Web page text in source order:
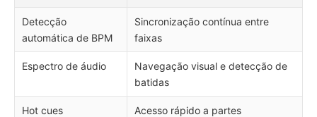
Detecção
automática de BPM
Sincronização contínua entre
faixas
Espectro de áudio
Navegação visual e detecção de
batidas
Hot cues
Acesso rápido a partes